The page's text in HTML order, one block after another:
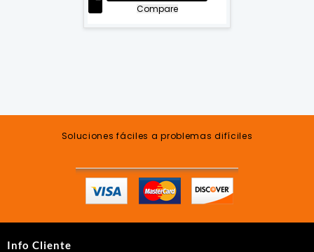
Compare
Soluciones fáciles a problemas difíciles
Info Cliente